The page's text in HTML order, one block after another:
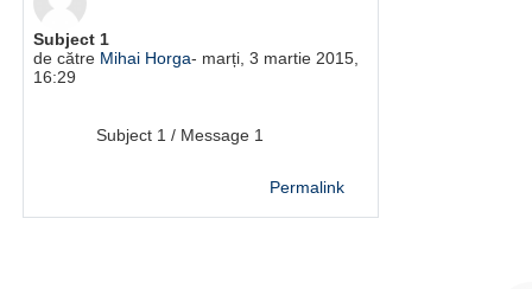
Subject 1
de către Mihai Horga- marți, 3 martie 2015,
16:29
Număr de răspunsuri: 0
Subject 1 / Message 1
Permalink